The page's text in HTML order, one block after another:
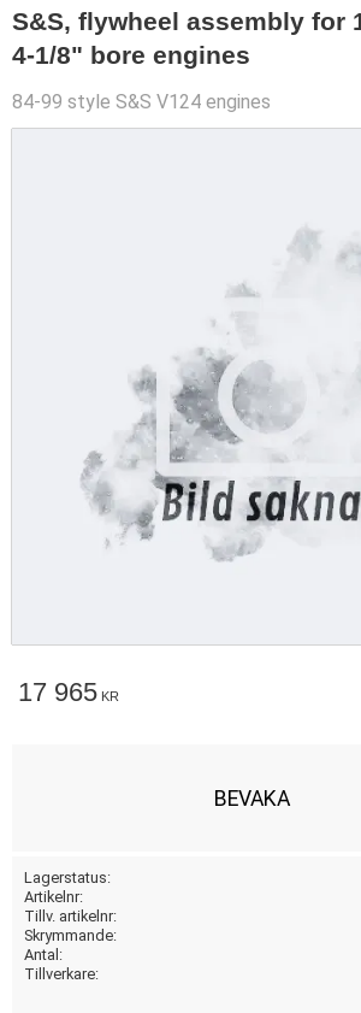
S&S, flywheel assembly for
4-1/8" bore engines
84-99 style S&S V124 engines
17 965 KR
BEVAKA
Lagerstatus
Artikelnr
Tillv. artikelnr
Skrymmande
Antal
Tillverkare